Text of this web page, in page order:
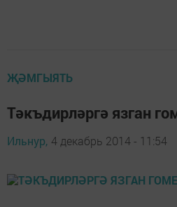
ҖӘМГЫЯТЬ
Тәкъдирләргә язган
Ильнур, 4 декабрь 2014 - 11:54